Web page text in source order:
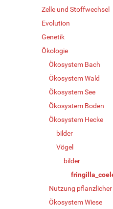
Zelle und Stoffwechsel
Evolution
Genetik
Ökologie
Ökosystem Bach
Ökosystem Wald
Ökosystem See
Ökosystem Boden
Ökosystem Hecke
bilder
Vögel
bilder
Nutzung
Ökosystem Wiese